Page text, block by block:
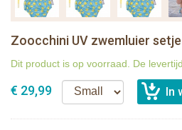
Zoocchini UV zwemluier
Dit product is op voorraad. De
€ 29,99